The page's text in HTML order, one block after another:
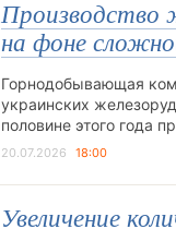
Производство
на фоне
Горнодобывающая
украинских
половине этого года
20.07.2026 18:00
Увеличение